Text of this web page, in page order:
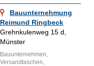
Bauunternehmung
Reimund Ringbeck
Grehnkulenweg 15 d,
Münster
Bauunternehmen,
Versandtaschen,